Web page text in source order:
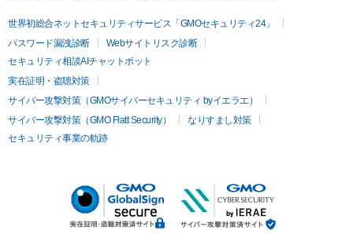
世界初総合ネットセキュリティサービス「GMOセキュリティ24」
パスワード漏洩診断
Webサイトリスク診断
セキュリティ相談AIチャットボット
実在証明・盗聴対策
サイバー攻撃対策（GMOサイバーセキュリティ byイエラエ）
サイバー攻撃対策（GMO Flatt Security）
なりすまし対策
セキュリティ事業の軌跡